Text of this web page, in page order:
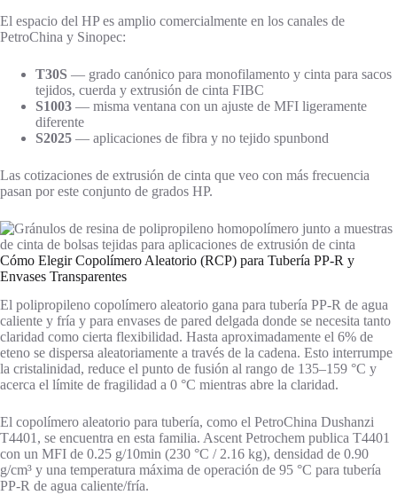
El espacio del HP es amplio comercialmente en los canales de
PetroChina y Sinopec:
T30S — grado canónico para monofilamento y cinta para sacos
tejidos, cuerda y extrusión de cinta FIBC
S1003 — misma ventana con un ajuste de MFI ligeramente
diferente
S2025 — aplicaciones de fibra y no tejido spunbond
Las cotizaciones de extrusión de cinta que veo con más frecuencia
pasan por este conjunto de grados HP.
Cómo Elegir Copolímero Aleatorio (RCP) para Tubería PP-R y
Envases Transparentes
El polipropileno copolímero aleatorio gana para tubería PP-R de agua
caliente y fría y para envases de pared delgada donde se necesita tanto
claridad como cierta flexibilidad. Hasta aproximadamente el 6% de
eteno se dispersa aleatoriamente a través de la cadena. Esto interrumpe
la cristalinidad, reduce el punto de fusión al rango de 135–159 °C y
acerca el límite de fragilidad a 0 °C mientras abre la claridad.
El copolímero aleatorio para tubería, como el PetroChina Dushanzi
T4401, se encuentra en esta familia. Ascent Petrochem publica T4401
con un MFI de 0.25 g/10min (230 °C / 2.16 kg), densidad de 0.90
g/cm³ y una temperatura máxima de operación de 95 °C para tubería
PP-R de agua caliente/fría.